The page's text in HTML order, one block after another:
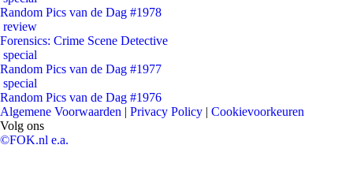
Random Pics van de Dag #1978
review
Forensics: Crime Scene Detective
special
Random Pics van de Dag #1977
special
Random Pics van de Dag #1976
Algemene Voorwaarden | Privacy Policy | Cookievoorkeuren
Volg ons
©FOK.nl e.a.